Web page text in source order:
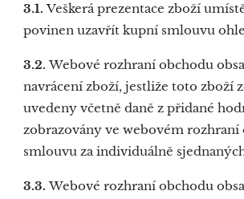
3.1.Veškerá prezentace zboží
povinen uzavřít kupní smlouvu
3.2.Webové rozhraní obchodu
navrácení zboží, jestliže toto zboží
uvedeny včetně daně z přidané
zobrazovány ve webovém
smlouvu za individuálně
3.3.Webové rozhraní obchodu